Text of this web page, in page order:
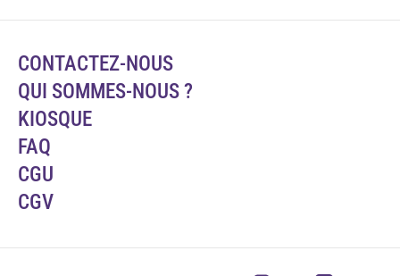
CONTACTEZ-NOUS
QUI SOMMES-NOUS ?
KIOSQUE
FAQ
CGU
CGV